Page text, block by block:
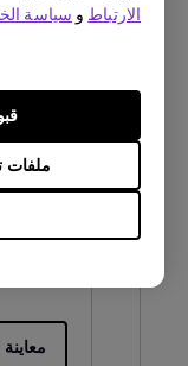
الارتباط و سياسة
ملفات
دليل
معاينة